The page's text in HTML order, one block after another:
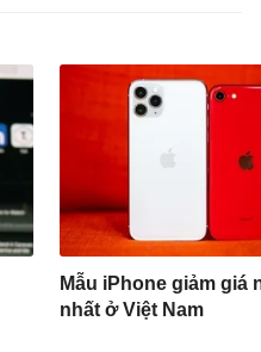
Mẫu iPhone giảm giá
nhất ở Việt Nam